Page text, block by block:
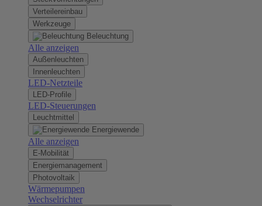
Verteilereinbau
Werkzeuge
Beleuchtung
Alle anzeigen
Außenleuchten
Innenleuchten
LED-Netzteile
LED-Profile
LED-Steuerungen
Leuchtmittel
Energiewende
Alle anzeigen
E-Mobilität
Energiemanagement
Photovoltaik
Wärmepumpen
Wechselrichter